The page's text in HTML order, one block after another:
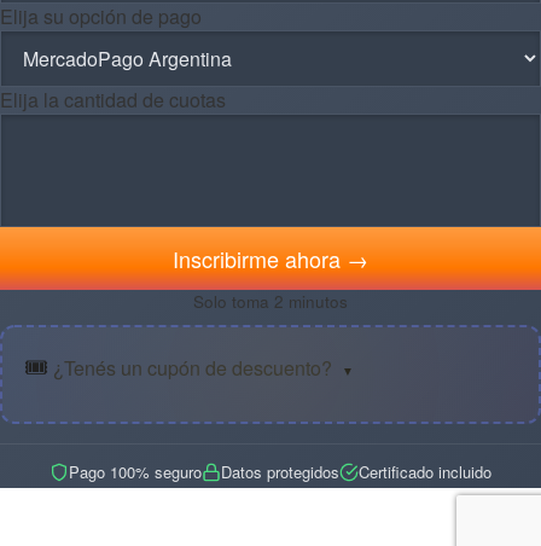
Elija su opción de pago
Elija la cantidad de cuotas
Inscribirme ahora →
Solo toma 2 minutos
🎟️ ¿Tenés un cupón de descuento? ▼
Pago 100% seguro Datos protegidos Certificado incluido